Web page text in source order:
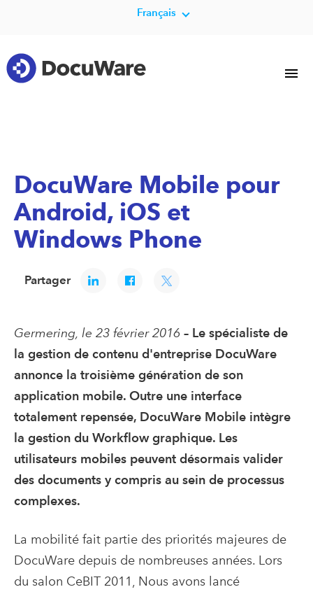
Français
DocuWare Mobile pour
Android, iOS et
Windows Phone
Partager
Germering, le 23 février 2016 – Le spécialiste de
la gestion de contenu d'entreprise DocuWare
annonce la troisième génération de son
application mobile. Outre une interface
totalement repensée, DocuWare Mobile intègre
la gestion du Workflow graphique. Les
utilisateurs mobiles peuvent désormais valider
des documents y compris au sein de processus
complexes.
La mobilité fait partie des priorités majeures de
DocuWare depuis de nombreuses années. Lors
du salon CeBIT 2011, Nous avons lancé